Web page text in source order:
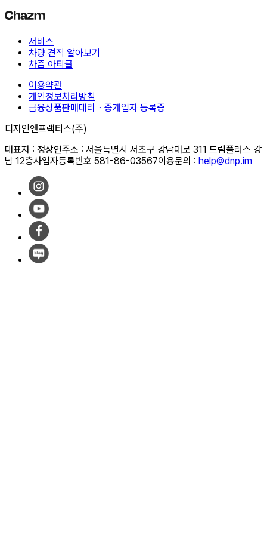
서비스
차량 견적 알아보기
차즘 아티클
이용약관
개인정보처리방침
금융상품판매대리・중개업자 등록증
디자인앤프랙티스(주)
대표자 : 정상연주소 : 서울특별시 서초구 강남대로 311 드림플러스 강
남 12층사업자등록번호 581-86-03567이용문의 : help@dnp.im